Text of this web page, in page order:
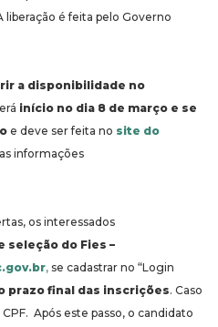
é feita pelo Governo
a disponibilidade no
início no dia 8 de março e se
e deve ser feita no site do
informações
os interessados
seleção do Fies –
, se cadastrar no “Login
prazo final das inscrições. Caso
Após este passo, o candidato